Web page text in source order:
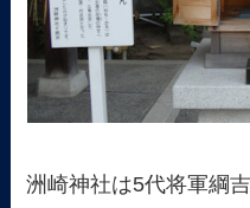
洲崎神社は5代将軍綱